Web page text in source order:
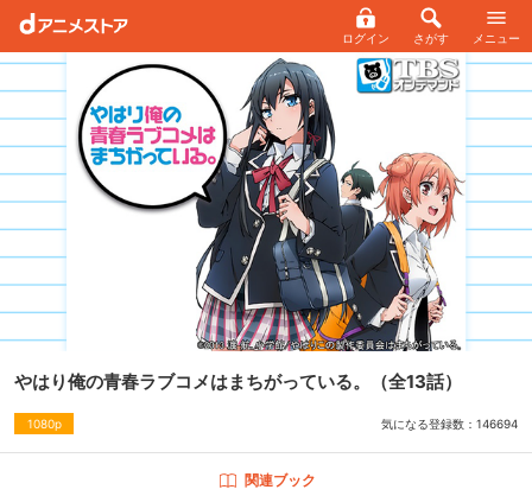
ログイン さがす メニュー
やはり俺の青春ラブコメはまちがっている。 （全13話）
1080p 気になる登録数： 146694
関連ブック